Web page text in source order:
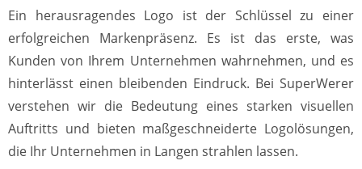
Ein herausragendes Logo ist der Schlüssel zu einer
erfolgreichen Markenpräsenz. Es ist das erste, was
Kunden von Ihrem Unternehmen wahrnehmen, und es
hinterlässt einen bleibenden Eindruck. Bei SuperWerer
verstehen wir die Bedeutung eines starken visuellen
Auftritts und bieten maßgeschneiderte Logolösungen,
die Ihr Unternehmen in Langen strahlen lassen.